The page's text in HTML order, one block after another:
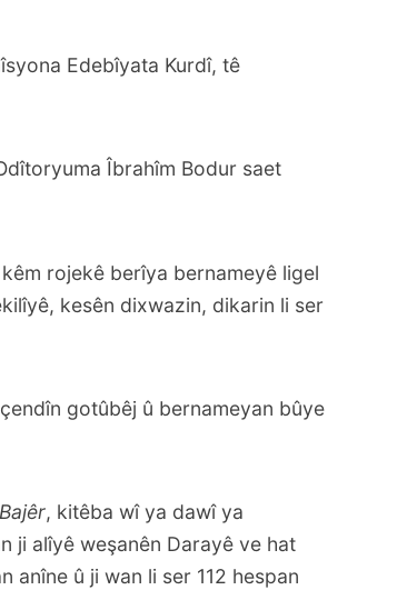
Edebîyata Kurdî, tê
Îbrahîm Bodur saet
rojekê berîya bernameyê ligel
kesên dixwazin, dikarin li ser
gotûbêj û bernameyan bûye
, kitêba wî ya dawî ya
ji alîyê weşanên Darayê ve hat
anîne û ji wan li ser 112 hespan